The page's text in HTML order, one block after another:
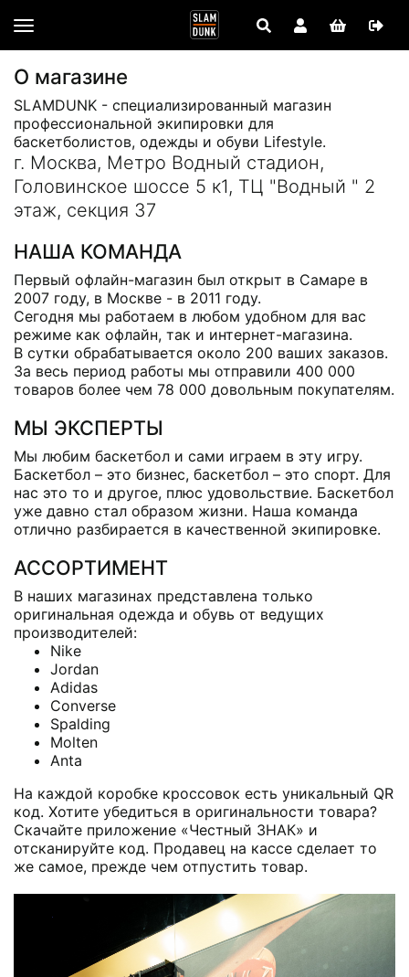
О магазине
SLAMDUNK - специализированный магазин
профессиональной экипировки для
баскетболистов, одежды и обуви Lifestyle.
г. Москва, Метро Водный стадион,
Головинское шоссе 5 к1, ТЦ "Водный " 2
этаж, секция 37
НАША КОМАНДА
Первый офлайн-магазин был открыт в Самаре в
2007 году, в Москве - в 2011 году.
Сегодня мы работаем в любом удобном для вас
режиме как офлайн, так и интернет-магазина.
В сутки обрабатывается около 200 ваших заказов.
За весь период работы мы отправили 400 000
товаров более чем 78 000 довольным покупателям.
МЫ ЭКСПЕРТЫ
Мы любим баскетбол и сами играем в эту игру.
Баскетбол – это бизнес, баскетбол – это спорт. Для
нас это то и другое, плюс удовольствие. Баскетбол
уже давно стал образом жизни. Наша команда
отлично разбирается в качественной экипировке.
АССОРТИМЕНТ
В наших магазинах представлена только
оригинальная одежда и обувь от ведущих
производителей:
Nike
Jordan
Adidas
Converse
Spalding
Molten
Anta
На каждой коробке кроссовок есть уникальный QR
код. Хотите убедиться в оригинальности товара?
Скачайте приложение «Честный ЗНАК» и
отсканируйте код. Продавец на кассе сделает то
же самое, прежде чем отпустить товар.